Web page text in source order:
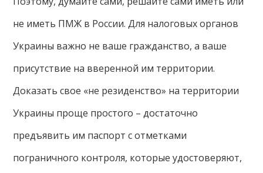
не иметь ПМЖ в России. Для налоговых органов
Украины важно не ваше гражданство, а ваше
присутствие на вверенной им территории.
Доказать свое «не резиденство» на территории
Украины проще простого – достаточно
предъявить им паспорт с отметками
пограничного контроля, которые удостоверяют,